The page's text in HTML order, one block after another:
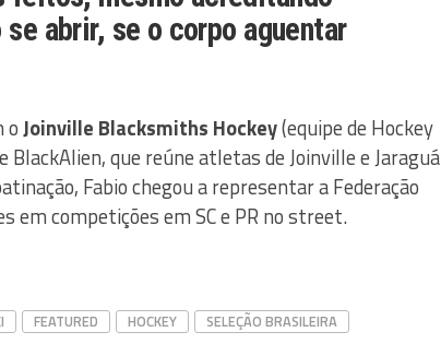
abrir, se o corpo aguentar
oJoinville Blacksmiths Hockey(equipe de Hockey
BlackAlien, que reúne atletas de Joinville e Jaraguá
Fabio chegou a representar a Federação
em competições em SC e PR no street.
FEATURED HOCKEY
SELEÇÃO BRASILEIRA